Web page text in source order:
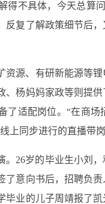
得不具体，今天总算
复了解政策细节后
资源、有研新能源等
、杨妈妈家政等则提
了适配岗位。“在商
上同步进行的直播带
。26岁的毕业生小刘
了意向书后，招聘负
毕业的儿子周靖报了